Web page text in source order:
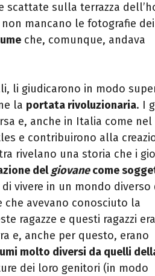
scattate sulla terrazza
mancano le fotografie
che, comunque, andava
li giudicarono in modo
la portata rivoluzionaria. I
e, anche in Italia come nel
e contribuirono alla
rivelano una storia che i
delgiovanecome
vivere in un mondo diverso
avevano conosciuto la
ragazze e questi ragazzi
e, anche per questo, erano
molto diversi da quelli
dei loro genitori (in modo